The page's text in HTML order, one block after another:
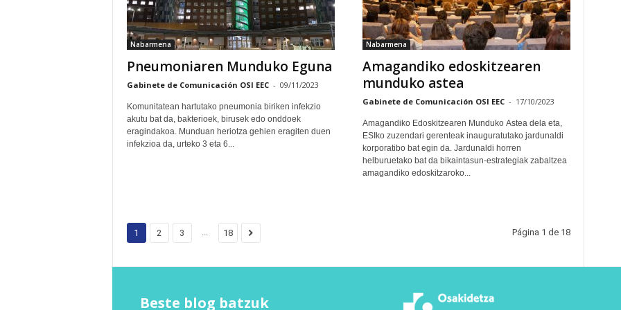
Nabarmena
Pneumoniaren Munduko Eguna
Gabinete de Comunicación OSI EEC - 09/11/2023
Komunitatean hartutako pneumonia biriken infekzio
akutu bat da, bakterioek, birusek edo onddoek
eragindakoa. Munduan heriotza gehien eragiten duen
infekzioa da, urteko 3 eta 6...
Nabarmena
Amagandiko edoskitzearen
munduko astea
Gabinete de Comunicación OSI EEC - 17/10/2023
Amagandiko Edoskitzearen Munduko Astea dela eta,
ESIko zuzendari gerenteak inauguratutako jardunaldi
korporatibo bat egin da. Jardunaldi horren
helburuetako bat da bikaintasun-estrategiak zabaltzea
amagandiko edoskitzaroko...
1 2 3 ... 18 Página 1 de 18
Beste blog batzuk